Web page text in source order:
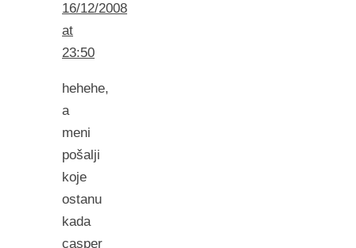
16/12/2008
at
23:50
hehehe,
a
meni
pošalji
koje
ostanu
kada
casper